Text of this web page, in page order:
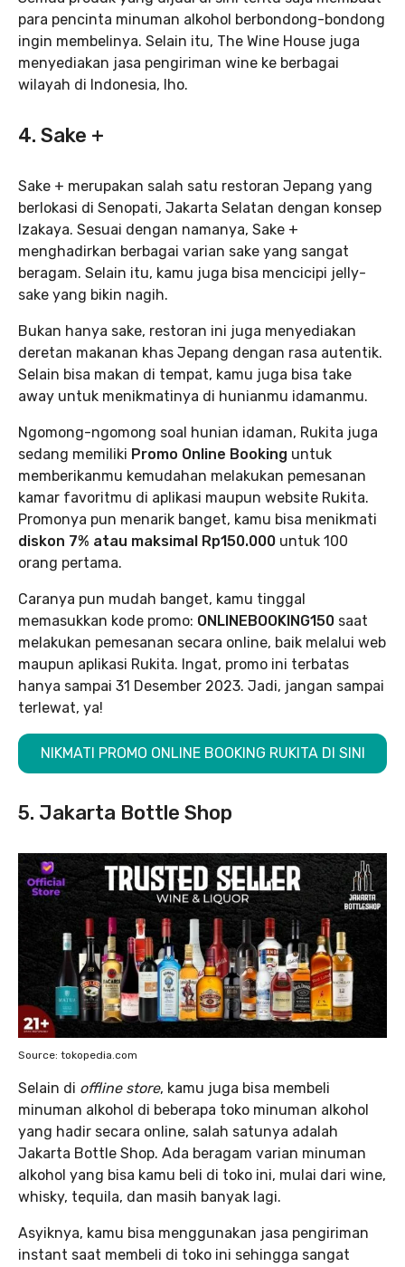
para pencinta minuman alkohol berbondong-bondong
ingin membelinya. Selain itu, The Wine House juga
menyediakan jasa pengiriman wine ke berbagai
wilayah di Indonesia, lho.
4. Sake +
Sake + merupakan salah satu restoran Jepang yang
berlokasi di Senopati, Jakarta Selatan dengan konsep
Izakaya. Sesuai dengan namanya, Sake +
menghadirkan berbagai varian sake yang sangat
beragam. Selain itu, kamu juga bisa mencicipi jelly-
sake yang bikin nagih.
Bukan hanya sake, restoran ini juga menyediakan
deretan makanan khas Jepang dengan rasa autentik.
Selain bisa makan di tempat, kamu juga bisa take
away untuk menikmatinya di hunianmu idamanmu.
Ngomong-ngomong soal hunian idaman, Rukita juga
sedang memiliki Promo Online Booking untuk
memberikanmu kemudahan melakukan pemesanan
kamar favoritmu di aplikasi maupun website Rukita.
Promonya pun menarik banget, kamu bisa menikmati
diskon 7% atau maksimal Rp150.000 untuk 100
orang pertama.
Caranya pun mudah banget, kamu tinggal
memasukkan kode promo: ONLINEBOOKING150 saat
melakukan pemesanan secara online, baik melalui web
maupun aplikasi Rukita. Ingat, promo ini terbatas
hanya sampai 31 Desember 2023. Jadi, jangan sampai
terlewat, ya!
NIKMATI PROMO ONLINE BOOKING RUKITA DI SINI
5. Jakarta Bottle Shop
Source: tokopedia.com
Selain di offline store, kamu juga bisa membeli
minuman alkohol di beberapa toko minuman alkohol
yang hadir secara online, salah satunya adalah
Jakarta Bottle Shop. Ada beragam varian minuman
alkohol yang bisa kamu beli di toko ini, mulai dari wine,
whisky, tequila, dan masih banyak lagi.
Asyiknya, kamu bisa menggunakan jasa pengiriman
instant saat membeli di toko ini sehingga sangat